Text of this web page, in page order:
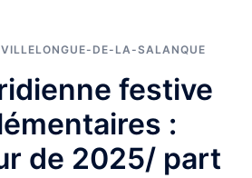
VILLELONGUE-DE-LA-SALANQUE
festive
:
de 2025/ part